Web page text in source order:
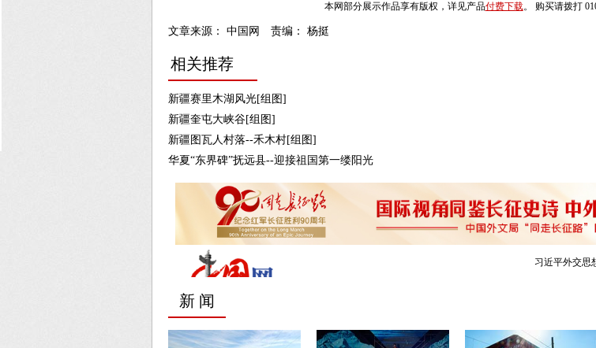
碑 西
本网部分展示作品享有版权，详见产品付费下载。 购买请拨打
文章来源： 中国网 责编： 杨挺
相关推荐
新疆赛里木湖风光[组图]
新疆奎屯大峡谷[组图]
新疆图瓦人村落--禾木村[组图]
华夏“东界碑”抚远县--迎接祖国第一缕阳光